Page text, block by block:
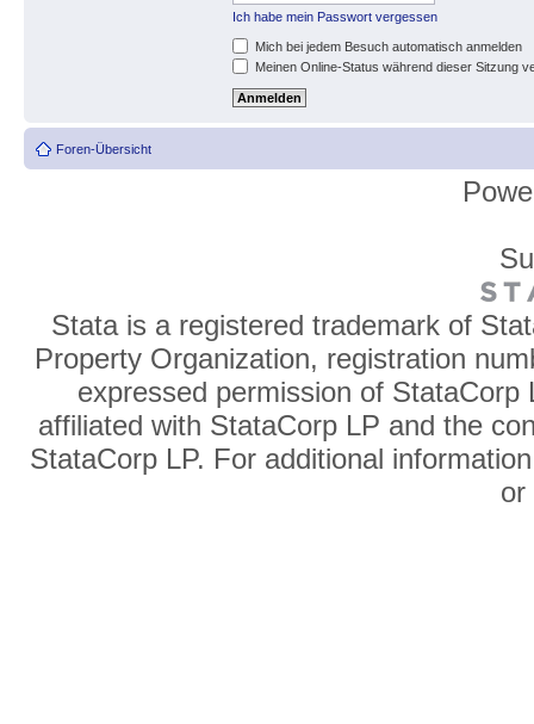
Ich habe mein Passwort vergessen
Mich bei jedem Besuch automatisch anmelden
Meinen Online-Status während dieser Sitzung
Foren-Übersicht
Stata is a registered trademark of
Property Organization, registration
expressed permission of
affiliated with StataCorp LP and the
StataCorp LP. For additional
or